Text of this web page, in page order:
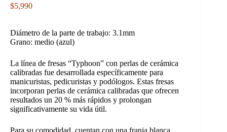
$5,990
Diámetro de la parte de trabajo: 3.1mm
Grano: medio (azul)
La línea de fresas “Typhoon” con perlas de cerámica
calibradas fue desarrollada específicamente para
manicuristas, pedicuristas y podólogos. Estas fresas
incorporan perlas de cerámica calibradas que ofrecen
resultados un 20 % más rápidos y prolongan
significativamente su vida útil.
Para su comodidad, cuentan con una franja blanca